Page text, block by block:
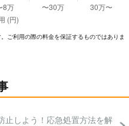
ご利⽤の際の料⾦を保証するものではありま
止しよう！応急処置方法を解